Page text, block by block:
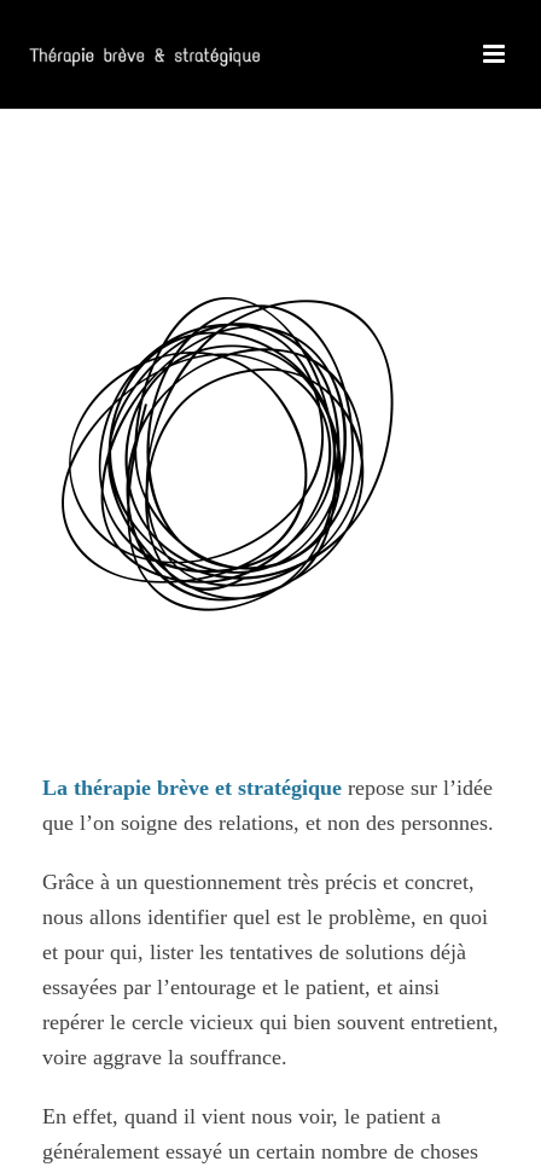
La thérapie brève et stratégique repose sur l’idée
que l’on soigne des relations, et non des personnes.
Grâce à un questionnement très précis et concret,
nous allons identifier quel est le problème, en quoi
et pour qui, lister les tentatives de solutions déjà
essayées par l’entourage et le patient, et ainsi
repérer le cercle vicieux qui bien souvent entretient,
voire aggrave la souffrance.
En effet, quand il vient nous voir, le patient a
généralement essayé un certain nombre de choses